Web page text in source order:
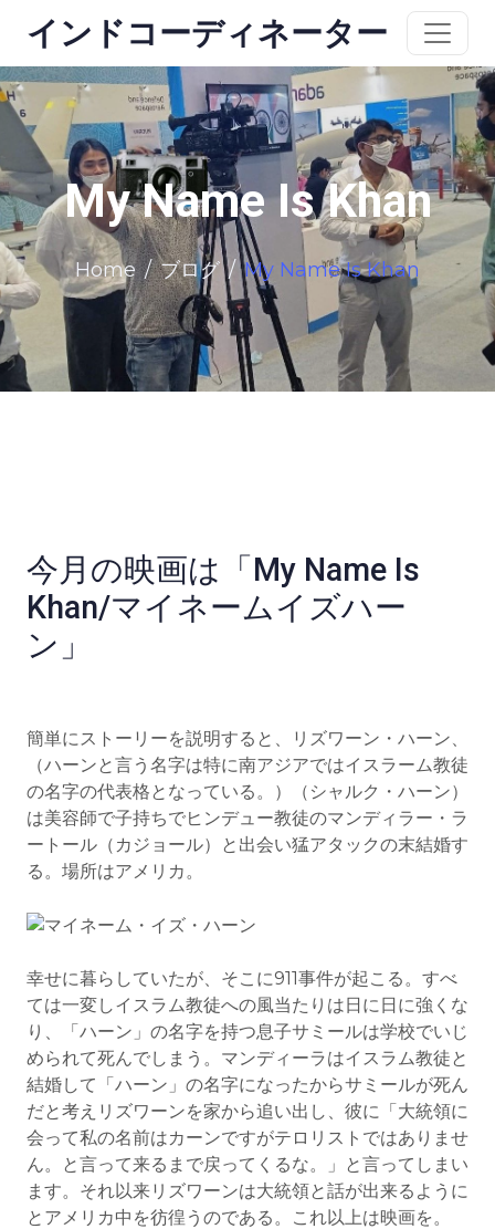
インドコーディネーター
My Name Is Khan
Home ブログ My Name Is Khan
今月の映画は「My Name Is
Khan/マイネームイズハー
ン」
簡単にストーリーを説明すると、リズワーン・ハーン、
（ハーンと言う名字は特に南アジアではイスラーム教徒
の名字の代表格となっている。）（シャルク・ハーン）
は美容師で子持ちでヒンデュー教徒のマンディラー・ラ
ートール（カジョール）と出会い猛アタックの末結婚す
る。場所はアメリカ。
幸せに暮らしていたが、そこに911事件が起こる。すべ
ては一変しイスラム教徒への風当たりは日に日に強くな
り、「ハーン」の名字を持つ息子サミールは学校でいじ
められて死んでしまう。マンディーラはイスラム教徒と
結婚して「ハーン」の名字になったからサミールが死ん
だと考えリズワーンを家から追い出し、彼に「大統領に
会って私の名前はカーンですがテロリストではありませ
ん。と言って来るまで戻ってくるな。」と言ってしまい
ます。それ以来リズワーンは大統領と話が出来るように
とアメリカ中を彷徨うのである。これ以上は映画を。